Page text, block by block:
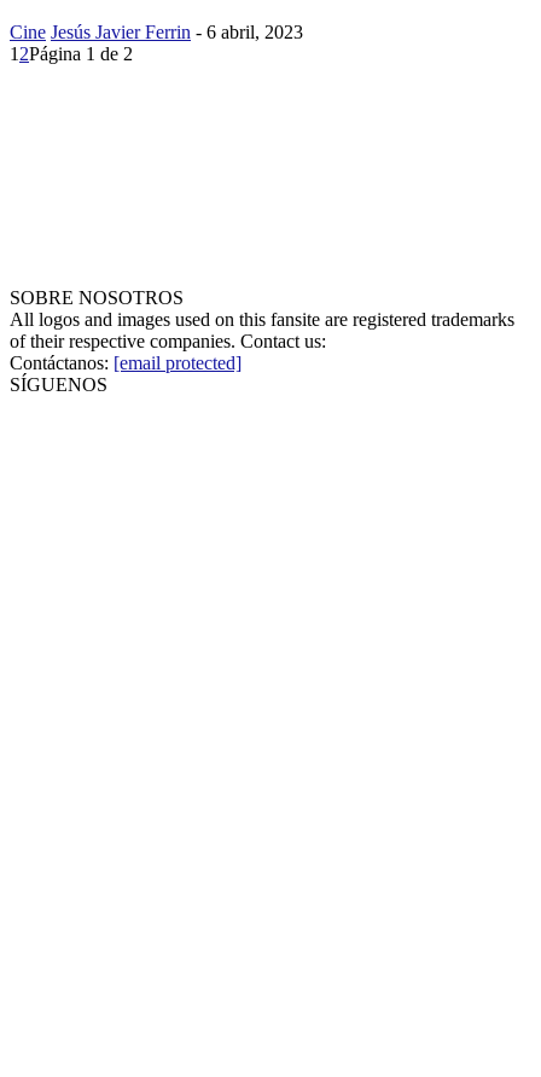
Cine Jesús Javier Ferrin - 6 abril, 2023
1 2Página 1 de 2
SOBRE NOSOTROS
All logos and images used on this fansite are registered trademarks
of their respective companies. Contact us:
Contáctanos: [email protected]
SÍGUENOS